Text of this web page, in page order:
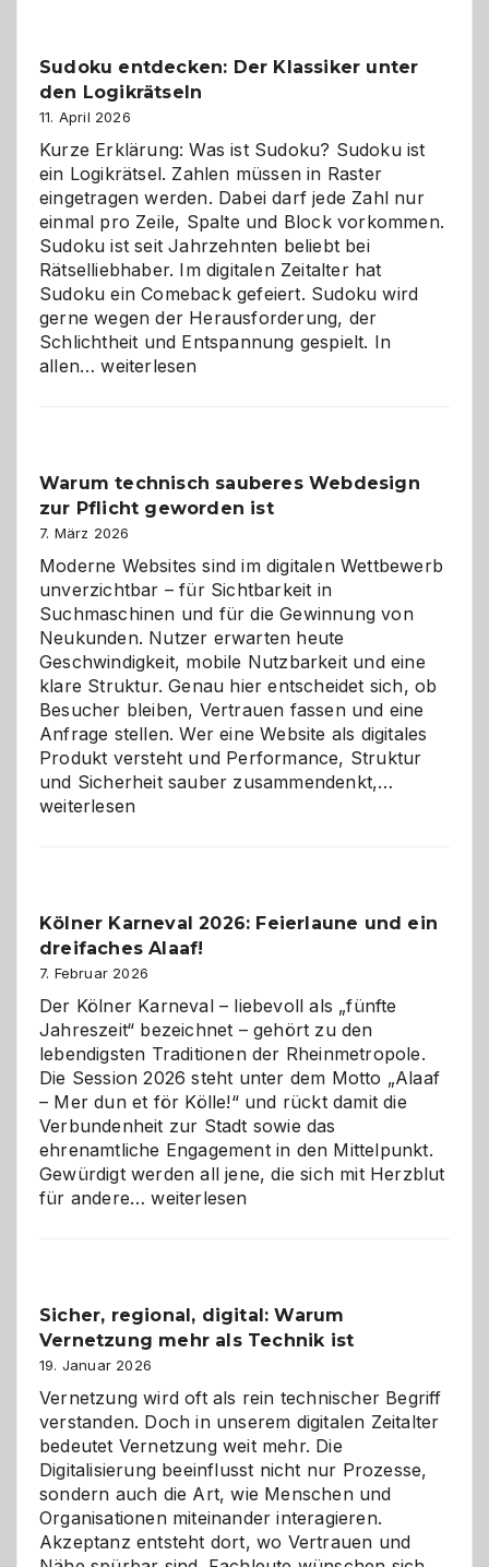
Sudoku entdecken: Der Klassiker unter
den Logikrätseln
11. April 2026
Kurze Erklärung: Was ist Sudoku? Sudoku ist
ein Logikrätsel. Zahlen müssen in Raster
eingetragen werden. Dabei darf jede Zahl nur
einmal pro Zeile, Spalte und Block vorkommen.
Sudoku ist seit Jahrzehnten beliebt bei
Rätselliebhaber. Im digitalen Zeitalter hat
Sudoku ein Comeback gefeiert. Sudoku wird
gerne wegen der Herausforderung, der
Schlichtheit und Entspannung gespielt. In
allen…Sudoku
den
Logikrätseln
weiterlesen
Warum technisch sauberes Webdesign
zur Pflicht geworden ist
7. März 2026
Moderne Websites sind im digitalen Wettbewerb
unverzichtbar – für Sichtbarkeit in
Suchmaschinen und für die Gewinnung von
Neukunden. Nutzer erwarten heute
Geschwindigkeit, mobile Nutzbarkeit und eine
klare Struktur. Genau hier entscheidet sich, ob
Besucher bleiben, Vertrauen fassen und eine
Anfrage stellen. Wer eine Website als digitales
Produkt versteht und Performance, Struktur
und Sicherheit sauber zusammendenkt,…
geworden
weiterlesen
Kölner Karneval 2026: Feierlaune und ein
dreifaches Alaaf!
7. Februar 2026
Der Kölner Karneval – liebevoll als „fünfte
Jahreszeit“ bezeichnet – gehört zu den
lebendigsten Traditionen der Rheinmetropole.
Die Session 2026 steht unter dem Motto „Alaaf
– Mer dun et för Kölle!“ und rückt damit die
Verbundenheit zur Stadt sowie das
ehrenamtliche Engagement in den Mittelpunkt.
Gewürdigt werden all jene, die sich mit Herzblut
für andere…Kölner
ein
dreifaches
Alaaf!
weiterlesen
Sicher, regional, digital: Warum
Vernetzung mehr als Technik ist
19. Januar 2026
Vernetzung wird oft als rein technischer Begriff
verstanden. Doch in unserem digitalen Zeitalter
bedeutet Vernetzung weit mehr. Die
Digitalisierung beeinflusst nicht nur Prozesse,
sondern auch die Art, wie Menschen und
Organisationen miteinander interagieren.
Akzeptanz entsteht dort, wo Vertrauen und